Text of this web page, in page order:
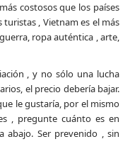
costosos que los países
, Vietnam es el más
ropa auténtica , arte,
, y no sólo una lucha
el precio debería bajar.
le gustaría, por el mismo
, pregunte cuánto es en
abajo. Ser prevenido , sin